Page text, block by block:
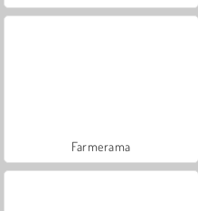
Farmerama